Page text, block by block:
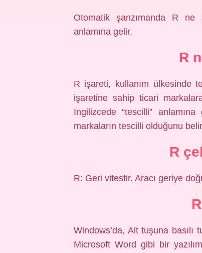
Otomatik şanzımanda R ne
anlamına gelir.
R
R işareti, kullanım ülkesinde
işaretine sahip ticari
İngilizcede “tescilli”
markaların tescilli olduğunu
R
R: Geri vitestir. Aracı geriye
Windows’da, Alt tuşuna
Microsoft Word gibi bir